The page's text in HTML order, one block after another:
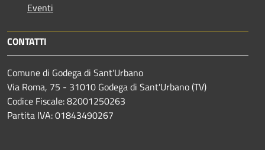
Eventi
CONTATTI
Comune di Godega di Sant'Urbano
Via Roma, 75 - 31010 Godega di Sant'Urbano (TV)
Codice Fiscale: 82001250263
Partita IVA: 01843490267